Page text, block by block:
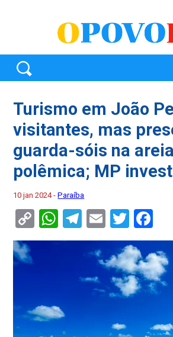
Turismo em João
visitantes, mas
guarda-sóis na
polêmica; MP
10 jan 2024 -Paraíba
Copy
Link
WhatsApp
Telegram
Email